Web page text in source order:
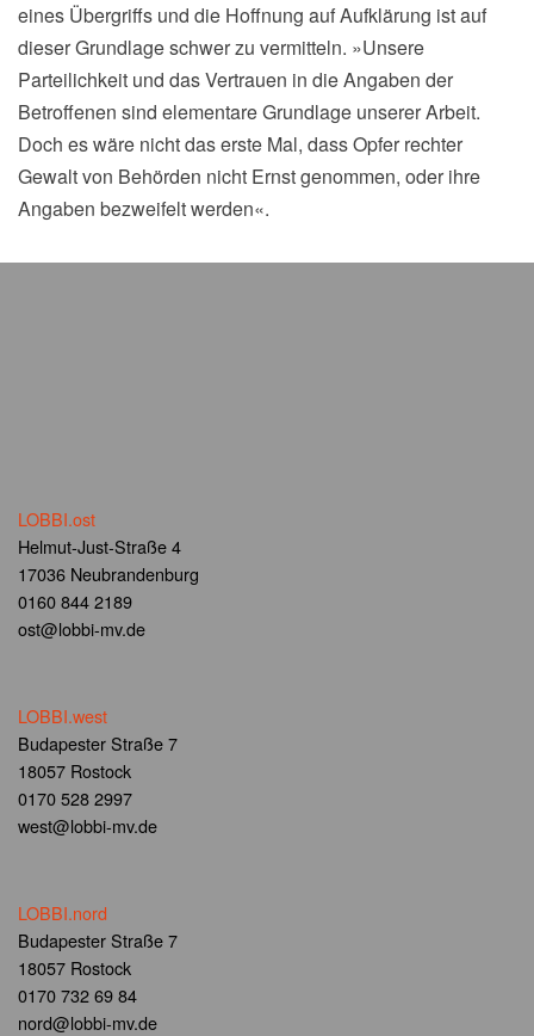
eines Übergriffs und die Hoffnung auf Aufklärung ist auf
dieser Grundlage schwer zu vermitteln. »Unsere
Parteilichkeit und das Vertrauen in die Angaben der
Betroffenen sind elementare Grundlage unserer Arbeit.
Doch es wäre nicht das erste Mal, dass Opfer rechter
Gewalt von Behörden nicht Ernst genommen, oder ihre
Angaben bezweifelt werden«.
LOBBI.ost
Helmut-Just-Straße 4
17036 Neubrandenburg
0160 844 2189
ost@lobbi-mv.de
LOBBI.west
Budapester Straße 7
18057 Rostock
0170 528 2997
west@lobbi-mv.de
LOBBI.nord
Budapester Straße 7
18057 Rostock
0170 732 69 84
nord@lobbi-mv.de